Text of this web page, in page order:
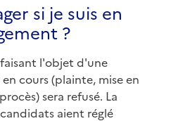
si je suis en
?
l'objet d'une
cours (plainte, mise en
sera refusé. La
aient réglé